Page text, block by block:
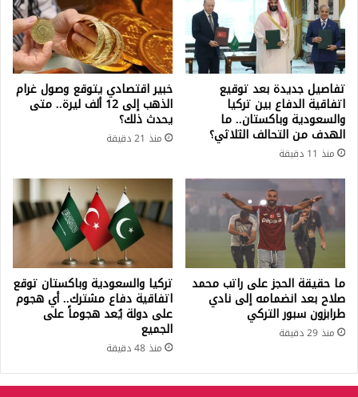
تفاصيل جديدة بعد توقيع
اتفاقية الدفاع بين تركيا
والسعودية وباكستان.. ما
الهدف من التحالف الثلاثي؟
منذ 11 دقيقة
خبير اقتصادي يتوقع وصول غرام
الذهب إلى 12 ألف ليرة.. متى
يحدث ذلك؟
منذ 21 دقيقة
ما حقيقة الحجز على راتب محمد
صلاح بعد انضمامه إلى نادي
طرابزون سبور التركي
منذ 29 دقيقة
تركيا والسعودية وباكستان توقع
اتفاقية دفاع مشترك.. أي هجوم
على دولة يُعد هجوماً على
الجميع
منذ 48 دقيقة